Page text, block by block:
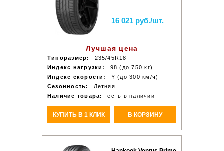
16 021 руб./шт.
Лучшая цена
Типоразмер:
235/45R18
Индекс нагрузки:
98 (до 750 кг)
Индекс скорости:
Y (до 300 км/ч)
Сезонность:
Летняя
Наличие товара:
есть в наличии
КУПИТЬ В 1 КЛИК В КОРЗИНУ